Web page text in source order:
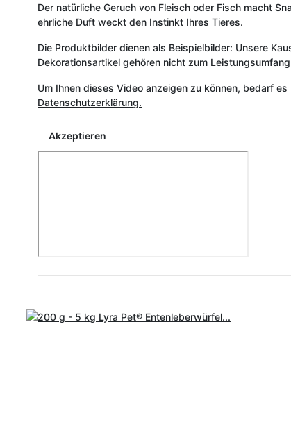
Der natürliche Geruch von Fleisch oder Fisch macht
ehrliche Duft weckt den Instinkt Ihres Tieres.
Die Produktbilder dienen als Beispielbilder: Unsere
Dekorationsartikel gehören nicht zum
Um Ihnen dieses Video anzeigen zu können, bedarf
Datenschutzerklärung.
Akzeptieren